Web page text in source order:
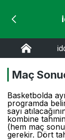
Maç
Basketbolda
programda
sayı
kombine
(hem maç
gerekir. Dört